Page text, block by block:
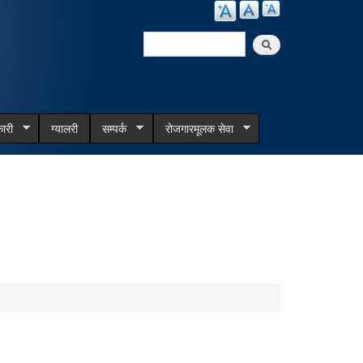
Search
ग्यालरी सम्पर्क रोजगारमूलक सेवा